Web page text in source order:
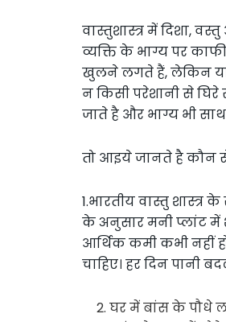
वास्तुशास्त्र में दिशा,
व्यक्ति के भाग्य पर
खुलने लगते हैं, लेकिन
न किसी परेशानी से
जाते है और भाग्य भी
तो आइये जानते है कौन
1.भारतीय वास्तु
के अनुसार मनी प्लांट में
आर्थिक कमी कभी नहीं
चाहिए। हर दिन पानी
घर में बांस के पौधे